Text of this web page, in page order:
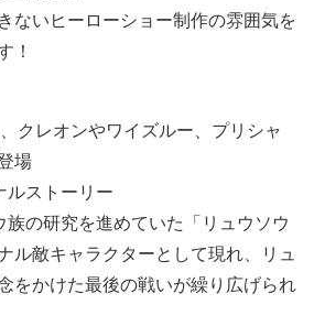
ないヒーローショー制作の雰囲気を
！
クレオンやワイズルー、プリシャ
場
ルストーリー
の研究を進めていた「リュウソウ
ル敵キャラクターとして現れ、リュ
をかけた最後の戦いが繰り広げられ